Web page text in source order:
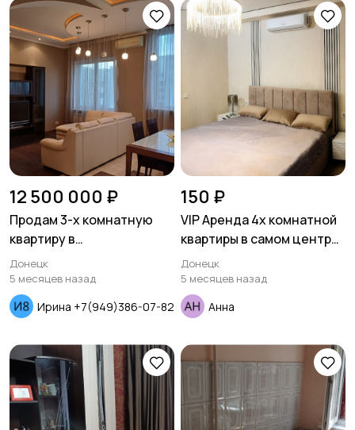
12 500 000 ₽
Продам 3-х комнатную
квартиру в
Ворошиловском районе
Донецк
5 месяцев назад
Ирина +7(949)386-07-82
150 ₽
VIP Аренда 4х комнатной
квартиры в самом центре
Ворошиловского Района -
ул.Щорса
Донецк
5 месяцев назад
Анна